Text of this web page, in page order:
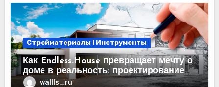
Стройматериалы l Инструменты
Как Endless.House превращает мечту о
доме в реальность: проектирование
под ключ
wallls_ru